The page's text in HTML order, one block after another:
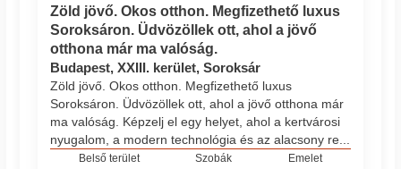
Zöld jövő. Okos otthon. Megfizethető luxus
Soroksáron. Üdvözöllek ott, ahol a jövő
otthona már ma valóság.
Budapest, XXIII. kerület, Soroksár
Zöld jövő. Okos otthon. Megfizethető luxus
Soroksáron. Üdvözöllek ott, ahol a jövő otthona már
ma valóság. Képzelj el egy helyet, ahol a kertvárosi
nyugalom, a modern technológia és az alacsony re...
Belső terület Szobák Emelet